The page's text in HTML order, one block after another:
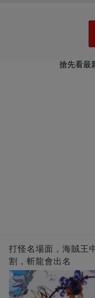
搶先看最
打怪名場面，海賊王
割，斬龍會出名